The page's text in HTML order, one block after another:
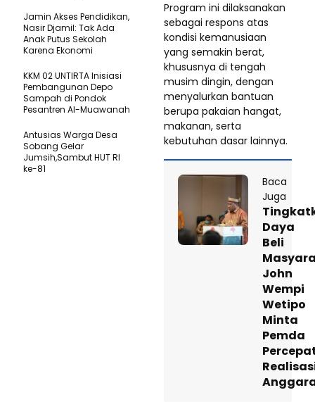
Program ini dilaksanakan
sebagai respons atas
kondisi kemanusiaan
yang semakin berat,
khususnya di tengah
musim dingin, dengan
menyalurkan bantuan
berupa pakaian hangat,
makanan, serta
kebutuhan dasar lainnya.
Baca
Juga
Daya
Beli
John
Wempi
Wetipo
Minta
Pemda
Jamin Akses Pendidikan,
Nasir Djamil: Tak Ada
Anak Putus Sekolah
Karena Ekonomi
KKM 02 UNTIRTA Inisiasi
Pembangunan Depo
Sampah di Pondok
Pesantren Al-Muawanah
Antusias Warga Desa
Sobang Gelar
Jumsih,Sambut HUT RI
ke-81